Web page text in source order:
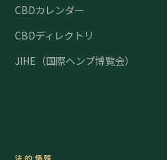
CBDカレンダー
CBDディレクトリ
JIHE（国際ヘンプ博覧会）